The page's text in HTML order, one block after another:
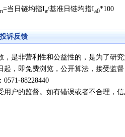
=当日链均指Ia/基准日链均指Ia0*100
诉反馈
非营利性和公益性的，是为了研究
起，即免费浏览，公开算法，接受监
88228440
的监督。如有错误或者不合理，信